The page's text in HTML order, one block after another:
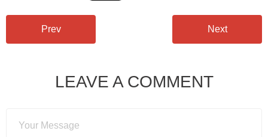
Prev Next
LEAVE A COMMENT